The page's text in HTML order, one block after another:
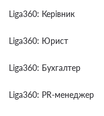
Liga360: Керівник
Liga360: Юрист
Liga360: Бухгалтер
Liga360: PR-менеджер